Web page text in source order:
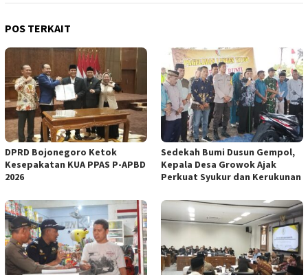
POS TERKAIT
DPRD Bojonegoro Ketok
Kesepakatan KUA PPAS P-APBD
2026
Sedekah Bumi Dusun Gempol,
Kepala Desa Growok Ajak
Perkuat Syukur dan Kerukunan